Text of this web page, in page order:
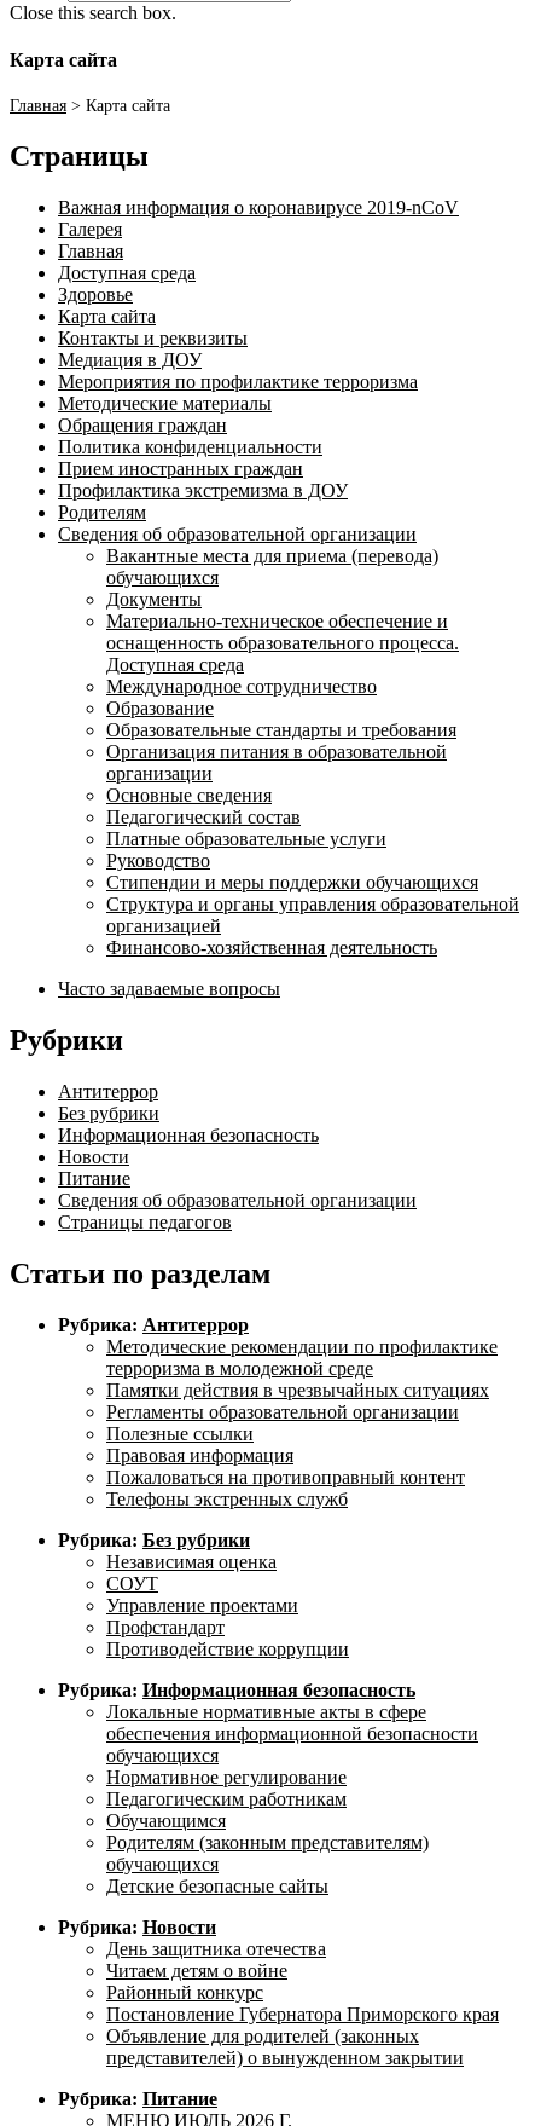
Close this search box.
Карта сайта
Главная > Карта сайта
Страницы
Важная информация о коронавирусе 2019-nCoV
Галерея
Главная
Доступная среда
Здоровье
Карта сайта
Контакты и реквизиты
Медиация в ДОУ
Мероприятия по профилактике терроризма
Методические материалы
Обращения граждан
Политика конфиденциальности
Прием иностранных граждан
Профилактика экстремизма в ДОУ
Родителям
Сведения об образовательной организации
Вакантные места для приема (перевода)
обучающихся
Документы
Материально-техническое обеспечение и
оснащенность образовательного процесса.
Доступная среда
Международное сотрудничество
Образование
Образовательные стандарты и требования
Организация питания в образовательной
организации
Основные сведения
Педагогический состав
Платные образовательные услуги
Руководство
Стипендии и меры поддержки обучающихся
Структура и органы управления образовательной
организацией
Финансово-хозяйственная деятельность
Часто задаваемые вопросы
Рубрики
Антитеррор
Без рубрики
Информационная безопасность
Новости
Питание
Сведения об образовательной организации
Страницы педагогов
Статьи по разделам
Рубрика: Антитеррор
Методические рекомендации по профилактике
терроризма в молодежной среде
Памятки действия в чрезвычайных ситуациях
Регламенты образовательной организации
Полезные ссылки
Правовая информация
Пожаловаться на противоправный контент
Телефоны экстренных служб
Рубрика: Без рубрики
Независимая оценка
СОУТ
Управление проектами
Профстандарт
Противодействие коррупции
Рубрика: Информационная безопасность
Локальные нормативные акты в сфере
обеспечения информационной безопасности
обучающихся
Нормативное регулирование
Педагогическим работникам
Обучающимся
Родителям (законным представителям)
обучающихся
Детские безопасные сайты
Рубрика: Новости
День защитника отечества
Читаем детям о войне
Районный конкурс
Постановление Губернатора Приморского края
Объявление для родителей (законных
представителей) о вынужденном закрытии
Рубрика: Питание
МЕНЮ ИЮЛЬ 2026 Г.